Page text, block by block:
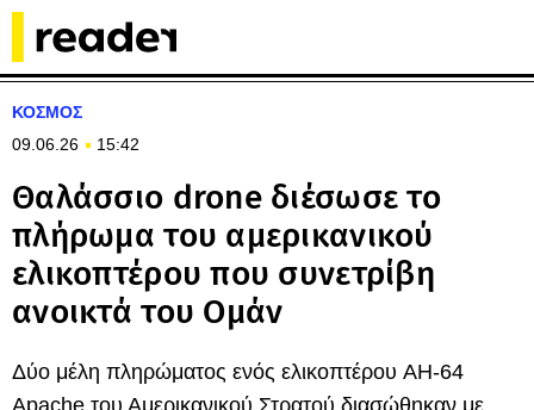
ΚΟΣΜΟΣ
09.06.26
15:42
Θαλάσσιο drone διέσωσε το
πλήρωμα του αμερικανικού
ελικοπτέρου που συνετρίβη
ανοικτά του Ομάν
Δύο μέλη πληρώματος ενός ελικοπτέρου AH-64
Apache του Αμερικανικού Στρατού διασώθηκαν με